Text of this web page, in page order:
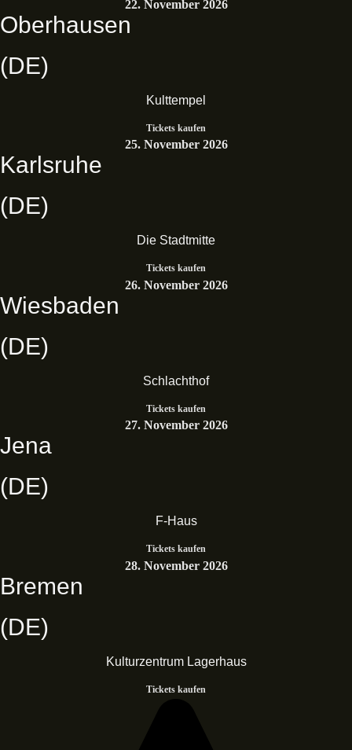
22. November 2026
Oberhausen
(DE)
Kulttempel
Tickets kaufen
25. November 2026
Karlsruhe
(DE)
Die Stadtmitte
Tickets kaufen
26. November 2026
Wiesbaden
(DE)
Schlachthof
Tickets kaufen
27. November 2026
Jena
(DE)
F-Haus
Tickets kaufen
28. November 2026
Bremen
(DE)
Kulturzentrum Lagerhaus
Tickets kaufen